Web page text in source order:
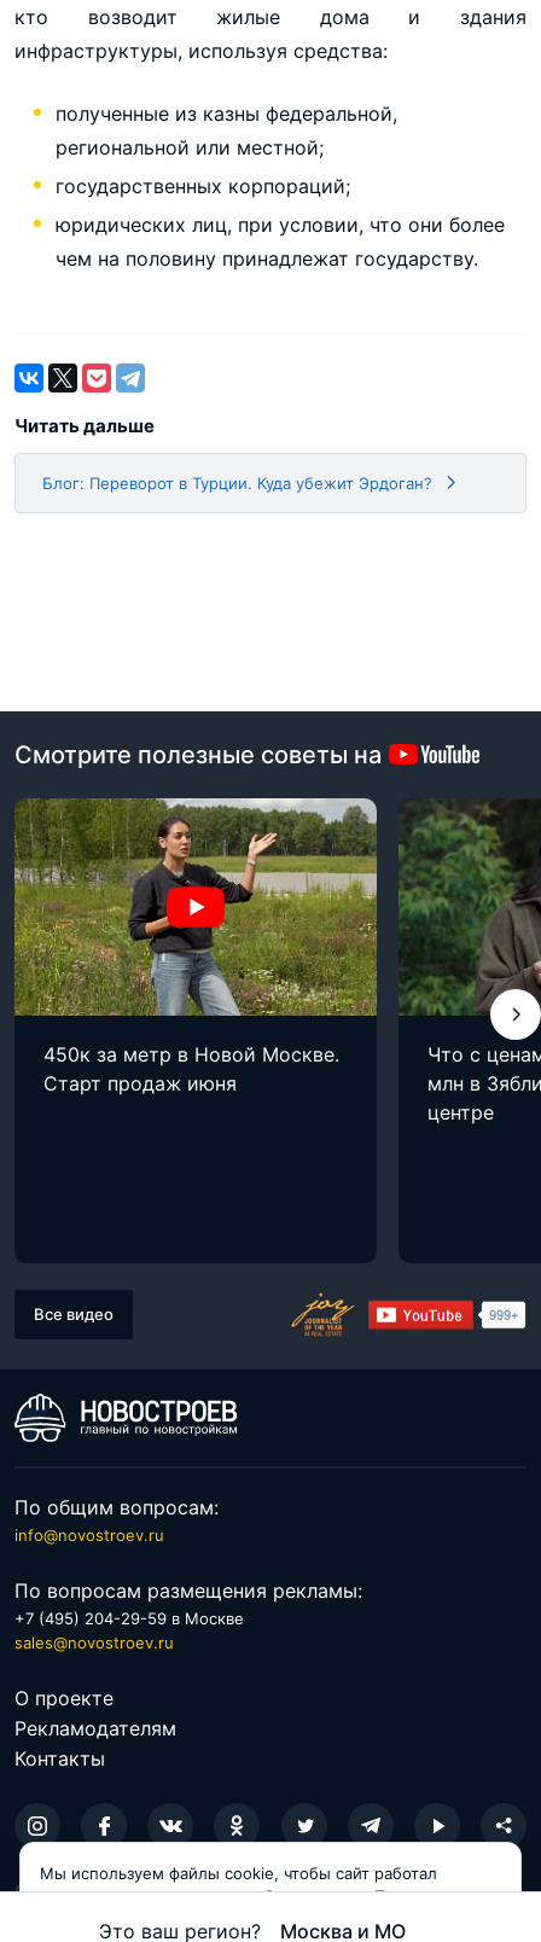
Это ваш регион? Москва и МО
кто возводит жилые дома и здания
инфраструктуры, используя средства:
полученные из казны федеральной,
региональной или местной;
государственных корпораций;
юридических лиц, при условии, что они более
чем на половину принадлежат государству.
Читать дальше
Блог: Переворот в Турции. Куда убежит Эрдоган?
Смотрите полезные советы на
450к за метр в Новой Москве.
Старт продаж июня
Что с
млн в
центре
Все видео
По общим вопросам:
info@novostroev.ru
По вопросам размещения рекламы:
+7 (495) 204-29-59 в Москве
sales@novostroev.ru
О проекте
Рекламодателям
Контакты
© 2026 NOVOSTROEV.RU
Политика обработки персональных данных
Мы используем файлы cookie, чтобы сайт работал
корректно и становился удобнее для вас. Продолжая